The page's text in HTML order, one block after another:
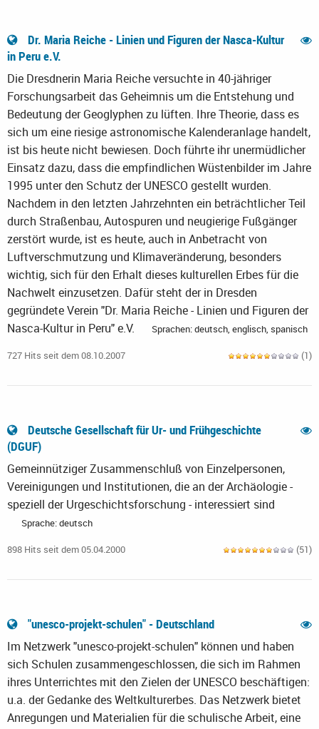
Dr. Maria Reiche - Linien und Figuren der Nasca-Kultur
in Peru e.V.
Die Dresdnerin Maria Reiche versuchte in 40-jähriger
Forschungsarbeit das Geheimnis um die Entstehung und
Bedeutung der Geoglyphen zu lüften. Ihre Theorie, dass es
sich um eine riesige astronomische Kalenderanlage handelt,
ist bis heute nicht bewiesen. Doch führte ihr unermüdlicher
Einsatz dazu, dass die empfindlichen Wüstenbilder im Jahre
1995 unter den Schutz der UNESCO gestellt wurden.
Nachdem in den letzten Jahrzehnten ein beträchtlicher Teil
durch Straßenbau, Autospuren und neugierige Fußgänger
zerstört wurde, ist es heute, auch in Anbetracht von
Luftverschmutzung und Klimaveränderung, besonders
wichtig, sich für den Erhalt dieses kulturellen Erbes für die
Nachwelt einzusetzen. Dafür steht der in Dresden
gegründete Verein "Dr. Maria Reiche - Linien und Figuren der
Nasca-Kultur in Peru" e.V.
Sprachen: deutsch, englisch, spanisch
727 Hits seit dem 08.10.2007 (1)
Deutsche Gesellschaft für Ur- und Frühgeschichte
(DGUF)
Gemeinnütziger Zusammenschluß von Einzelpersonen,
Vereinigungen und Institutionen, die an der Archäologie -
speziell der Urgeschichtsforschung - interessiert sind
Sprache: deutsch
898 Hits seit dem 05.04.2000 (51)
"unesco-projekt-schulen" - Deutschland
Im Netzwerk "unesco-projekt-schulen" können und haben
sich Schulen zusammengeschlossen, die sich im Rahmen
ihres Unterrichtes mit den Zielen der UNESCO beschäftigen:
u.a. der Gedanke des Weltkulturerbes. Das Netzwerk bietet
Anregungen und Materialien für die schulische Arbeit, eine